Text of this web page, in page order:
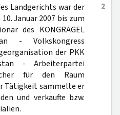
2
Landgerichts war der
Januar 2007 bis zum
des KONGRAGEL
- Volkskongress
der PKK
- Arbeiterpartei
für den Raum
Tätigkeit sammelte er
und verkaufte bzw.